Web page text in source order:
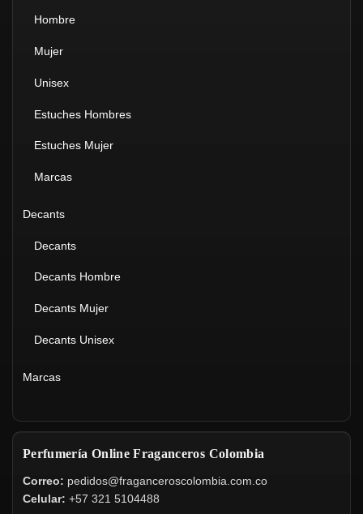
Hombre
Mujer
Unisex
Estuches Hombres
Estuches Mujer
Marcas
Decants
Decants
Decants Hombre
Decants Mujer
Decants Unisex
Marcas
Perfumería Online Fraganceros Colombia
Correo: pedidos@fraganceroscolombia.com.co
Celular: +57 321 5104488